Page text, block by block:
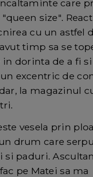
care
size".
cu un astfel
timp sa se
dorinta de a fi
excentric de
la magazinul
vesela prin
drum care
paduri.
pe Matei sa ma